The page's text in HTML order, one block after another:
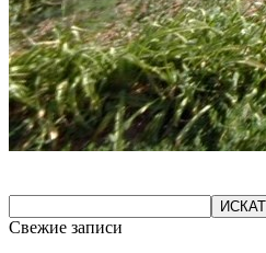
Свежие записи